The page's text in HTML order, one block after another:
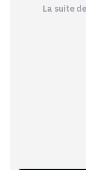
La suite